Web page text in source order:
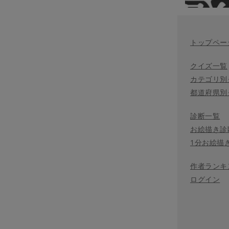
トップペ
クイズ一覧
カテゴリ
都道府県
診断一覧
お絵描き
1分お絵描
作者ラン
ログイン